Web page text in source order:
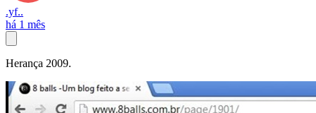
.yf..
há 1 mês
Herança 2009.